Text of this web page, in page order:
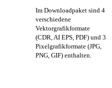
Im Downloadpaket sind 4
verschiedene
Vektorgrafikformate
(CDR, AI EPS, PDF) und 3
Pixelgrafikformate (JPG,
PNG, GIF) enthalten.